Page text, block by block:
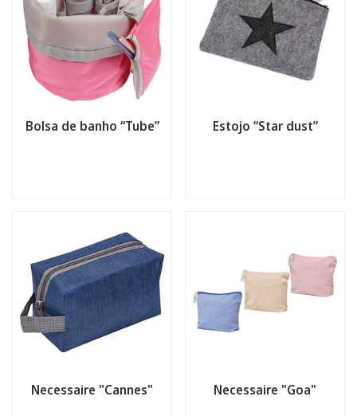
Bolsa de banho “Tube” Estojo “Star dust”
Necessaire "Cannes" Necessaire "Goa"